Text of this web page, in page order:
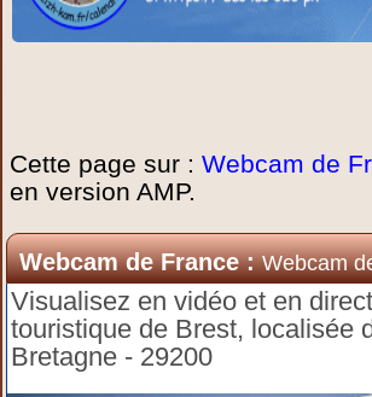
Cette page sur :Webcam de
en version AMP.
Webcam de France :Webcam
Visualisez en vidéo et en
touristique de Brest, localisée
Bretagne - 29200